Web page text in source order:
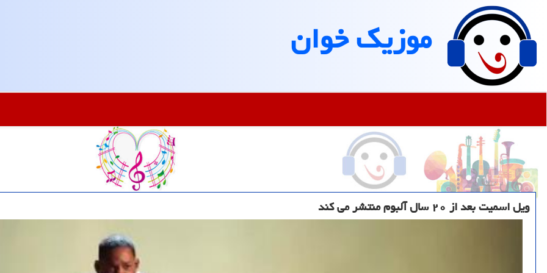
موزیك خوان
ویل اسمیت بعد از ۲۰ سال آلبوم منتشر می کند